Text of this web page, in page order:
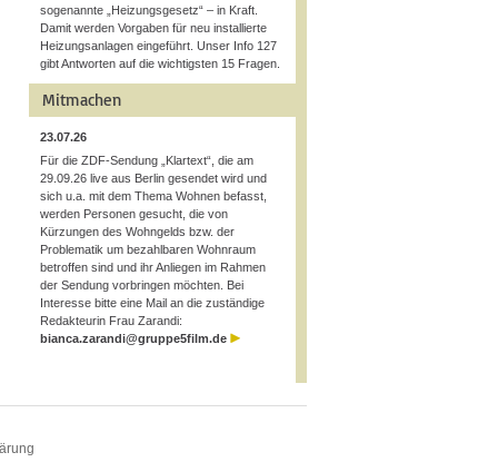
sogenannte „Heizungsgesetz“ – in Kraft.
Damit werden Vorgaben für neu installierte
Heizungsanlagen eingeführt. Unser Info 127
gibt Antworten auf die wichtigsten 15 Fragen.
Mitmachen
23.07.26
Für die ZDF-Sendung „Klartext“, die am
29.09.26 live aus Berlin gesendet wird und
sich u.a. mit dem Thema Wohnen befasst,
werden Personen gesucht, die von
Kürzungen des Wohngelds bzw. der
Problematik um bezahlbaren Wohnraum
betroffen sind und ihr Anliegen im Rahmen
der Sendung vorbringen möchten. Bei
Interesse bitte eine Mail an die zuständige
Redakteurin Frau Zarandi:
bianca.zarandi@gruppe5film.de